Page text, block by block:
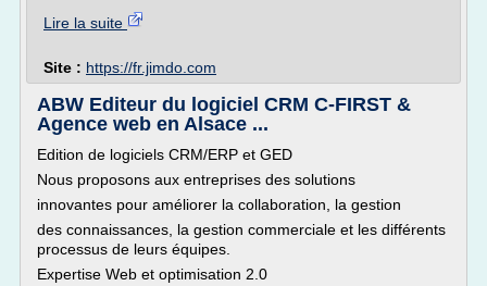
Lire la suite
Site : https://fr.jimdo.com
ABW Editeur du logiciel CRM C-FIRST &
Agence web en Alsace ...
Edition de logiciels CRM/ERP et GED
Nous proposons aux entreprises des solutions
innovantes pour améliorer la collaboration, la gestion
des connaissances, la gestion commerciale et les différents
processus de leurs équipes.
Expertise Web et optimisation 2.0